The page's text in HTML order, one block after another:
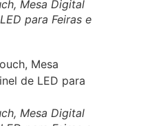
Mesa Digital
para Feiras e
Mesa Digital